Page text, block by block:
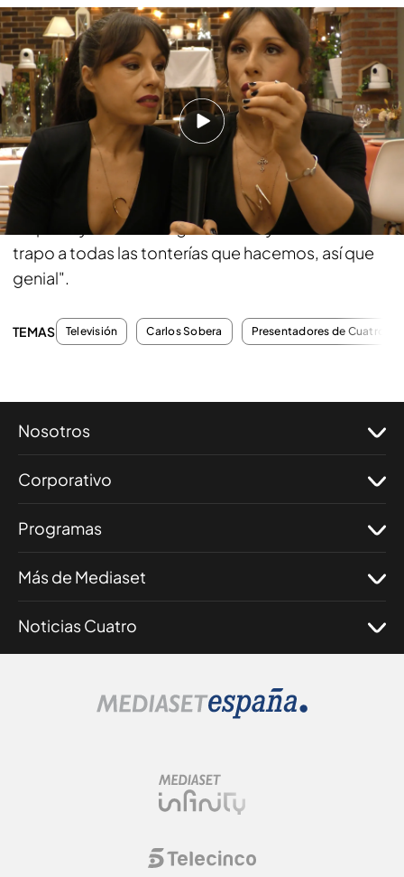
Las gemelas comentan la salida de Laura y la llegada de Lidia Santos - First
Dates - Exclusivo web 24/10/2025
Las dos hermanas se encuentran, al igual que
Carlos Sobera, encantadas con la llegada de
Lidia: "Muy bien. La verdad es que ha encajado
con nosotros súper bien
desde el principio.
Desde el primer momento ha habido una química
increíble. Tenemos mucha amistad también fuera
de plató y hemos congeniado muy bien. Entra al
trapo a todas las tonterías que hacemos, así que
genial".
TEMAS Televisión Carlos Sobera Presentadores de Cuatro
Nosotros
Corporativo
Programas
Más de Mediaset
Noticias Cuatro